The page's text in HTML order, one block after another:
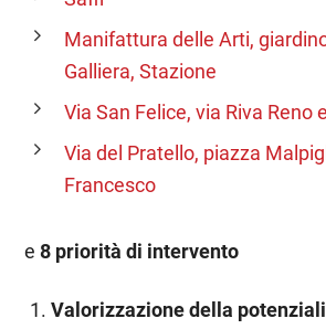
Manifattura delle Arti,
Galliera, Stazione
Via San Felice, via Riva Reno
Via del Pratello, piazza
Francesco
e8 priorità di intervento
Valorizzazione della